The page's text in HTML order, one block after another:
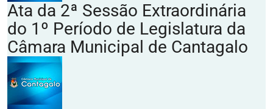
Ata da 2ª Sessão Extraordinária
do 1º Período de Legislatura da
Câmara Municipal de Cantagalo